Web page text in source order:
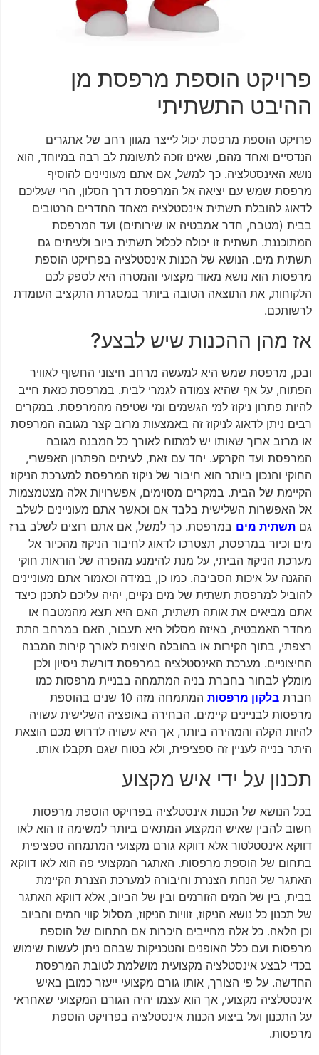
פרויקט הוספת מרפסת מן
ההיבט התשתיתי
פרויקט הוספת מרפסת יכול לייצר מגוון רחב של אתגרים
הנדסיים ואחד מהם, שאינו זוכה לתשומת לב רבה במיוחד, הוא
נושא האינסטלציה. כך למשל, אם אתם מעוניינים להוסיף
מרפסת שמש עם יציאה אל המרפסת דרך הסלון, הרי שעליכם
לדאוג להובלת תשתית אינסטלציה מאחד החדרים הרטובים
בבית (מטבח, חדר אמבטיה או שירותים) ועד המרפסת
המתוכננת. תשתית זו יכולה לכלול תשתית ביוב ולעיתים גם
תשתית מים. הנושא של הכנות אינסטלציה בפרויקט הוספת
מרפסות הוא נושא מאוד מקצועי והמטרה היא לספק לכם
הלקוחות, את התוצאה הטובה ביותר במסגרת התקציב העומדת
לרשותכם.
אז מהן ההכנות שיש לבצע?
ובכן, מרפסת שמש היא למעשה מרחב חיצוני החשוף לאוויר
הפתוח, על אף שהיא צמודה לגמרי לבית. במרפסת כזאת חייב
להיות פתרון ניקוז למי הגשמים ומי שטיפה מהמרפסת. במקרים
רבים ניתן לדאוג לניקוז זה באמצעות מרזב קצר מגובה המרפסת
או מרזב ארוך שאותו יש למתוח לאורך כל המבנה מגובה
המרפסת ועד הקרקע. יחד עם זאת, לעיתים הפתרון האפשרי,
החוקי והנכון ביותר הוא חיבור של ניקוז המרפסת למערכת הניקוז
הקיימת של הבית. במקרים מסוימים, אפשרויות אלה מצטמצמות
אל האפשרות השלישית בלבד אם וכאשר אתם מעוניינים לשלב
גם תשתית מים במרפסת. כך למשל, אם אתם רוצים לשלב ברז
מים וכיור במרפסת, תצטרכו לדאוג לחיבור הניקוז מהכיור אל
מערכת הניקוז הביתי, על מנת להימנע מהפרה של הוראות חוקי
ההגנה על איכות הסביבה. כמו כן, במידה וכאמור אתם מעוניינים
להוביל למרפסת תשתית של מים נקיים, יהיה עליכם לתכנן כיצד
אתם מביאים את אותה תשתית, האם היא תצא מהמטבח או
מחדר האמבטיה, באיזה מסלול היא תעבור, האם במרחב התת
רצפתי, בתוך הקירות או בהובלה חיצונית לאורך קירות המבנה
החיצוניים. מערכת האינסטלציה במרפסת דורשת ניסיון ולכן
מומלץ לבחור בחברת בניה המתמחה בבניית מרפסות כמו
חברת בלקון מרפסות
המתמחה מזה 10 שנים בהוספת
מרפסות לבניינים קיימים. הבחירה באופציה השלישית עשויה
להיות הקלה והמהירה ביותר, אך היא עשויה לדרוש מכם הוצאת
היתר בנייה לעניין זה ספציפית, ולא בטוח שגם תקבלו אותו.
תכנון על ידי איש מקצוע
בכל הנושא של הכנות אינסטלציה בפרויקט הוספת מרפסות
חשוב להבין שאיש המקצוע המתאים ביותר למשימה זו הוא לאו
דווקא אינסטלטור אלא דווקא גורם מקצועי המתמחה ספציפית
בתחום של הוספת מרפסות. האתגר המקצועי פה הוא לאו דווקא
האתגר של הנחת הצנרת וחיבורה למערכת הצנרת הקיימת
בבית, בין של המים הזורמים ובין של הביוב, אלא דווקא האתגר
של תכנון כל נושא הניקוז, זוויות הניקוז, מסלול קווי המים והביוב
וכן הלאה. כל אלה מחייבים היכרות אם התחום של הוספת
מרפסות ועם כלל האופנים והטכניקות שבהם ניתן לעשות שימוש
בכדי לבצע אינסטלציה מקצועית מושלמת לטובת המרפסת
החדשה. על פי הצורך, אותו גורם מקצועי ייעזר כמובן באיש
אינסטלציה מקצועי, אך הוא עצמו יהיה הגורם המקצועי שאחראי
על התכנון ועל ביצוע הכנות אינסטלציה בפרויקט הוספת
מרפסות.